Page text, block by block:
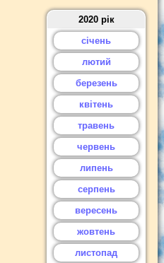
2020 рік
січень
лютий
березень
квітень
травень
червень
липень
серпень
вересень
жовтень
листопад